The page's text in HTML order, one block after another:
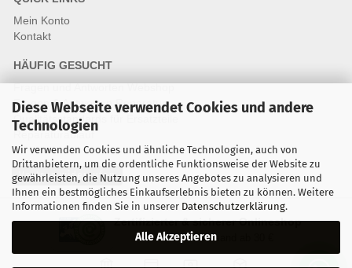
Diese Webseite verwendet Cookies und andere
Technologien
Wir verwenden Cookies und ähnliche Technologien, auch von
Drittanbietern, um die ordentliche Funktionsweise der Website zu
gewährleisten, die Nutzung unseres Angebotes zu analysieren und
Ihnen ein bestmögliches Einkaufserlebnis bieten zu können. Weitere
Informationen finden Sie in unserer Datenschutzerklärung.
Alle Akzeptieren
Mein Konto
Kontakt
HÄUFIG GESUCHT
Fragen und Antworten Webshop
Fragen & Antworten Reparatur
Qualitätsstandards für Ersatzteile
Reparaturablauf
Vertrag widerrufen
Zertifizierter & sicherer Onlineshop
Kostenloser Versand ab 30 €